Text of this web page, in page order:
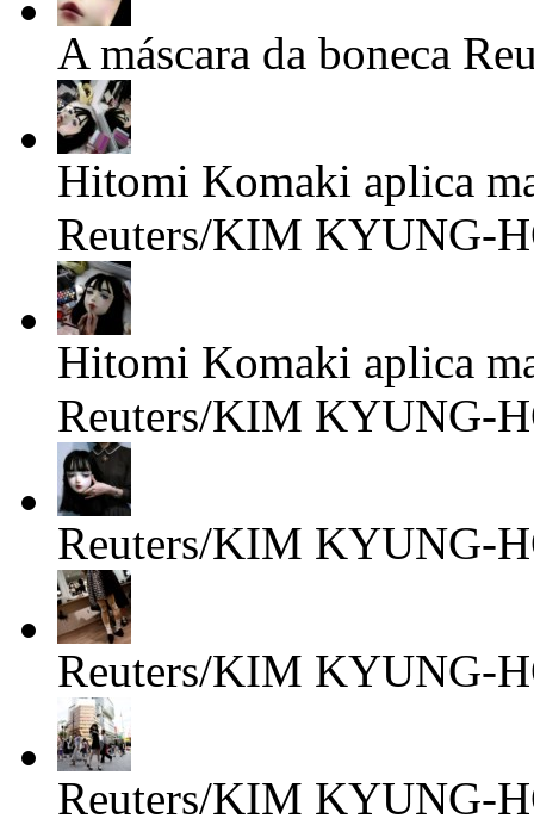
A máscara da boneca
Hitomi Komaki aplica
Reuters/KIM KYUNG-
Hitomi Komaki aplica
Reuters/KIM KYUNG-
Reuters/KIM KYUNG-
Reuters/KIM KYUNG-
Reuters/KIM KYUNG-